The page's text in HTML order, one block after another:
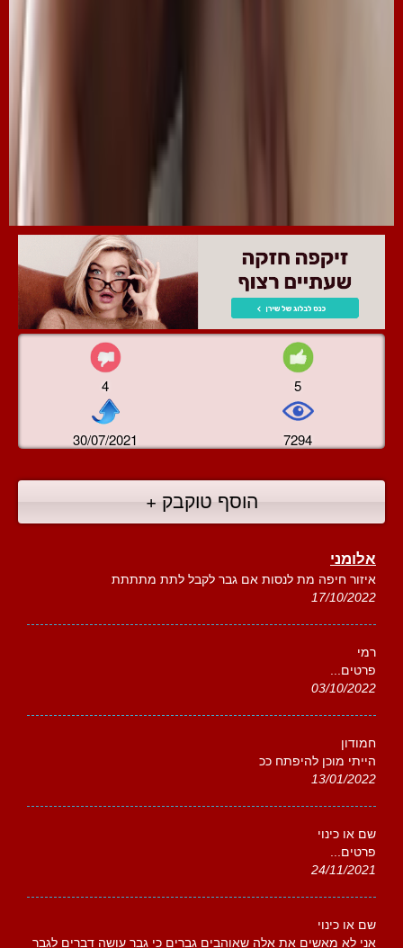
4 5
30/07/2021 7294
הוסף טוקבק +
אלומני
איזור חיפה מת לנסות אם גבר לקבל לתת מתתתת
17/10/2022
רמי
פרטים...
03/10/2022
חמודון
הייתי מוכן להיפתח ככ
13/01/2022
שם או כינוי
פרטים...
24/11/2021
שם או כינוי
אני לא מאשים את אלה שאוהבים גברים כי גבר עושה דברים לגבר